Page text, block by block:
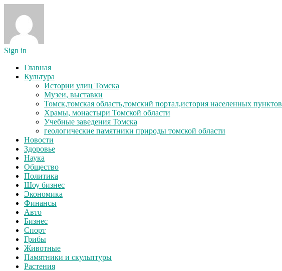
Sign in
Главная
Культура
Истории улиц Томска
Музеи, выставки
Томск,томская область,томский портал,история населенных пунктов
Храмы, монастыри Томской области
Учебные заведения Томска
геологические памятники природы томской области
Новости
Здоровье
Наука
Общество
Политика
Шоу бизнес
Экономика
Финансы
Авто
Бизнес
Спорт
Грибы
Животные
Памятники и скульптуры
Растения